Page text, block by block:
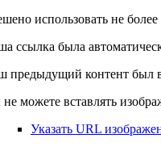
использовать не
ссылка была
предыдущий контент был
можете вставлять
Указать URL